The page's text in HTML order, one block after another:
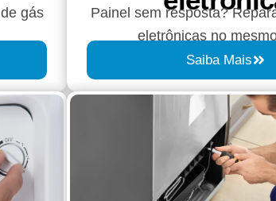
gás
Painel sem resposta?
eletrônicas no
Saiba Mais